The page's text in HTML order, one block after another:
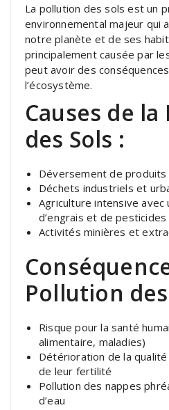
La pollution des sols est un
environnemental majeur qui
notre planète et de ses
principalement causée par
peut avoir des
l’écosystème.
Causes de
des Sols :
Déversement de produits
Déchets industriels et
Agriculture intensive avec
d’engrais et de pesticides
Activités minières et
Pollution
Risque pour la santé
alimentaire, maladies)
Détérioration de la
de leur fertilité
Pollution des nappes
d’eau